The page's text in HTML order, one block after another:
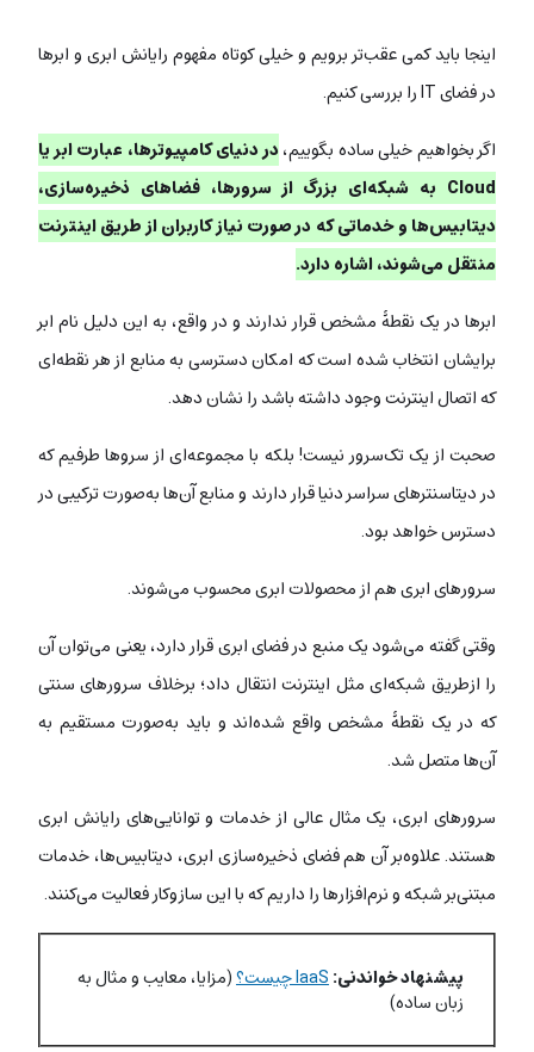
اینجا باید کمی عقب‌تر برویم و خیلی کوتاه مفهوم رایانش ابری و ابرها
در فضای IT را بررسی کنیم.
اگر بخواهیم خیلی ساده بگوییم،در دنیای کامپیوترها، عبارت ابر یا
Cloud به شبکه‌ای بزرگ از سرورها، فضاهای ذخیره‌سازی،
دیتابیس‌ها و خدماتی که در صورت نیاز کاربران از طریق اینترنت
منتقل می‌شوند، اشاره دارد.
ابرها در یک نقطۀ مشخص قرار ندارند و در واقع، به این دلیل نام ابر
برایشان انتخاب شده است که امکان دسترسی به منابع از هر نقطه‌ای
که اتصال اینترنت وجود داشته باشد را نشان دهد.
صحبت از یک تک‌سرور نیست! بلکه با مجموعه‌ای از سروها طرفیم که
در دیتاسنترهای سراسر دنیا قرار دارند و منابع آن‌ها به‌صورت ترکیبی در
دسترس خواهد بود.
سرورهای ابری هم از محصولات ابری محسوب می‌شوند.
وقتی گفته می‌شود یک منبع در فضای ابری قرار دارد، یعنی می‌توان آن
را ازطریق شبکه‌ای مثل اینترنت انتقال داد؛ برخلاف سرورهای سنتی‌
که در یک نقطۀ مشخص واقع شده‌اند و باید به‌صورت مستقیم به
آن‌ها متصل شد.
سرورهای ابری، یک مثال عالی از خدمات و توانایی‌های رایانش ابری
هستند. علاوه‌بر آن هم فضای ذخیره‌سازی ابری، دیتابیس‌ها، خدمات
مبتنی‌بر شبکه و نرم‌افزارها را داریم که با این سازوکار فعالیت می‌کنند.
پیشنهاد خواندنی:IaaS چیست؟ (مزایا، معایب و مثال‌ به
زبان ساده)